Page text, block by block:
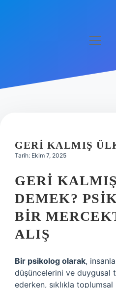
Hakkımızda
GERI KALMIŞ
Tarih: Ekim 7, 2025
GERI
DEMEK?
BIR
ALIŞ
Bir psikolog olarak,
düşüncelerini ve duygusal
ederken, sıklıkla